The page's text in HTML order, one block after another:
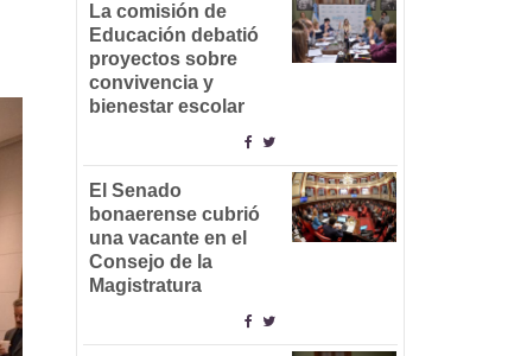
La comisión de
Educación debatió
proyectos sobre
convivencia y
bienestar escolar
El Senado
bonaerense cubrió
una vacante en el
Consejo de la
Magistratura